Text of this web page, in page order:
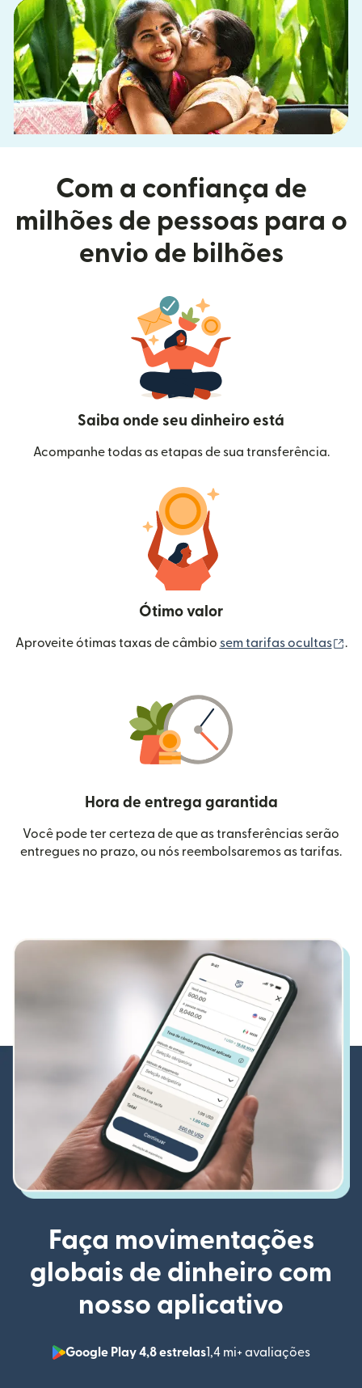
Com a confiança de
milhões de pessoas para o
envio de bilhões
Saiba onde seu dinheiro está
Acompanhe todas as etapas de sua transferência.
Ótimo valor
Aproveite ótimas taxas de câmbio sem tarifas ocultas .
Hora de entrega garantida
Você pode ter certeza de que as transferências serão
entregues no prazo, ou nós reembolsaremos as tarifas.
Faça movimentações
globais de dinheiro com
nosso aplicativo
Google Play 4,8 estrelas1,4 mi+ avaliações
(abre